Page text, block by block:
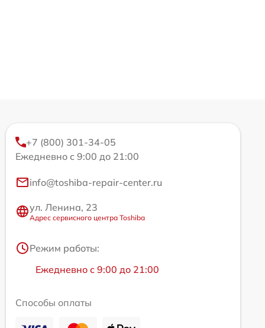
+7 (800) 301-34-05
Ежедневно с 9:00 до 21:00
info@toshiba-repair-center.ru
ул. Ленина, 23
Адрес сервисного центра Toshiba
Режим работы:
Ежедневно с 9:00 до 21:00
Способы оплаты